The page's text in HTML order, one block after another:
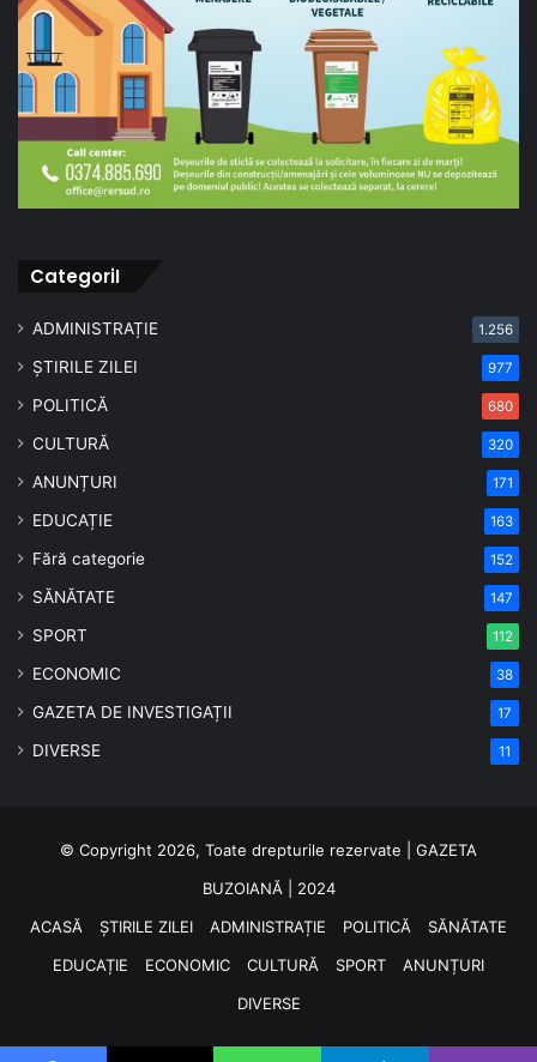
CategoriI
ADMINISTRAȚIE 1.256
ȘTIRILE ZILEI 977
POLITICĂ 680
CULTURĂ 320
ANUNȚURI 171
EDUCAȚIE 163
Fără categorie 152
SĂNĂTATE 147
SPORT 112
ECONOMIC 38
GAZETA DE INVESTIGAȚII 17
DIVERSE 11
© Copyright 2026, Toate drepturile rezervate | GAZETA
BUZOIANĂ | 2024
ACASĂ
ȘTIRILE ZILEI ADMINISTRAȚIE POLITICĂ
SĂNĂTATE
EDUCAȚIE
ECONOMIC CULTURĂ SPORT
ANUNȚURI
DIVERSE